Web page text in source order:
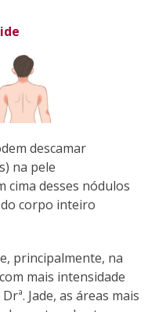
descamar
na pele
cima desses nódulos
corpo inteiro
principalmente, na
mais intensidade
Jade, as áreas mais